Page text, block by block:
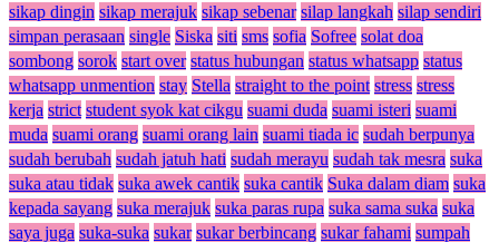
sikap dingin sikap merajuk sikap sebenar silap langkah silap sendiri
simpan perasaan single Siska siti sms sofia Sofree solat doa
sombong sorok start over status hubungan status whatsapp status
whatsapp unmention stay Stella straight to the point stress stress
kerja strict student syok kat cikgu suami duda suami isteri suami
muda suami orang suami orang lain suami tiada ic sudah berpunya
sudah berubah sudah jatuh hati sudah merayu sudah tak mesra suka
suka atau tidak suka awek cantik suka cantik Suka dalam diam suka
kepada sayang suka merajuk suka paras rupa suka sama suka suka
saya juga suka-suka sukar sukar berbincang sukar fahami sumpah